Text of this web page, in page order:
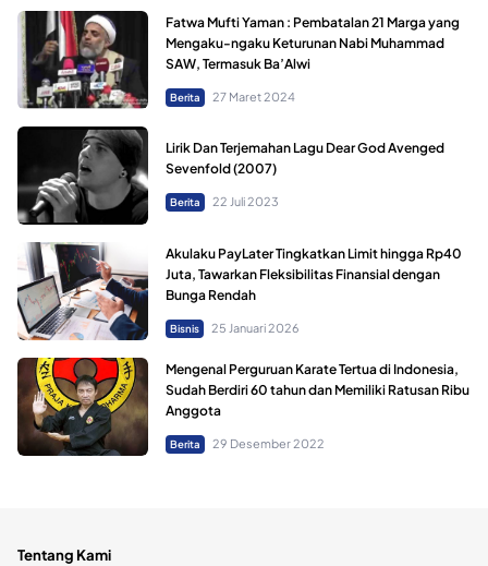
Fatwa Mufti Yaman : Pembatalan 21 Marga yang
Mengaku-ngaku Keturunan Nabi Muhammad
SAW, Termasuk Ba’Alwi
Berita 27 Maret 2024
Lirik Dan Terjemahan Lagu Dear God Avenged
Sevenfold (2007)
Berita 22 Juli 2023
Akulaku PayLater Tingkatkan Limit hingga Rp40
Juta, Tawarkan Fleksibilitas Finansial dengan
Bunga Rendah
Bisnis 25 Januari 2026
Mengenal Perguruan Karate Tertua di Indonesia,
Sudah Berdiri 60 tahun dan Memiliki Ratusan Ribu
Anggota
Berita 29 Desember 2022
Tentang Kami